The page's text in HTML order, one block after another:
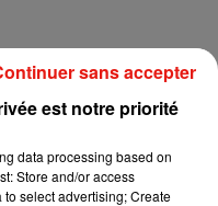
est notre priorité
data processing based on
Store and/or access
select advertising; Create
sans accepter